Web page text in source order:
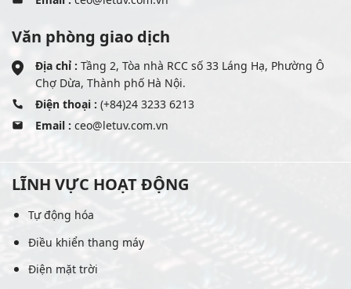
Văn phòng giao dịch
Địa chỉ : Tầng 2, Tòa nhà RCC số 33 Láng Hạ, Phường Ô
Chợ Dừa, Thành phố Hà Nội.
Điện thoại : (+84)24 3233 6213
Email : ceo@letuv.com.vn
LĨNH VỰC HOẠT ĐỘNG
Tự động hóa
Điều khiển thang máy
Điện mặt trời